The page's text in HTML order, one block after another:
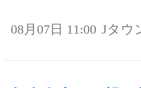
08月07日 11:00 Jタウ